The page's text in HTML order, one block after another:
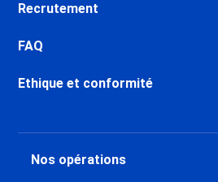
Recrutement
FAQ
Ethique et conformité
Nos opérations